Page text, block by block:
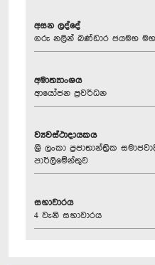
අසන ලද්දේ
ගරු නලින් බණ්ඩාර ජයමහ
අමාත්‍යාංශය
ආයෝජන ප්‍රවර්ධන
ව්‍යවස්ථාදායකය
ශ්‍රී ලංකා ප්‍රජාතාන්ත්‍රික
පාර්ලිමේන්තුව
සභාවාරය
4 වැනි සභාවාරය